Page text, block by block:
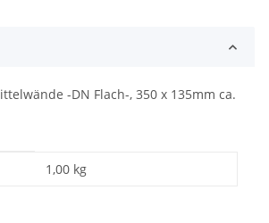
-DN Flach-, 350 x 135mm ca.
1,00 kg